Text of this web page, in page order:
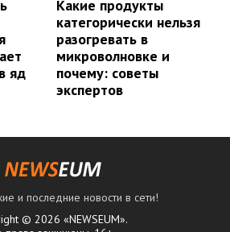
яд
Какие продукты
категорически нельзя
разогревать в
микроволновке и
почему: советы
экспертов
и последние новости в сети!
© 2026 «NEWSEUM».